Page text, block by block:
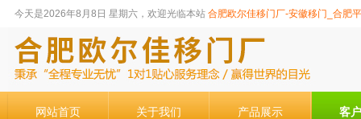
今天是2026年8月8日 星期六，欢迎光临本站 合肥欧尔佳移门厂-安徽移门_合肥
网站首页 关于我们 产品展示 客